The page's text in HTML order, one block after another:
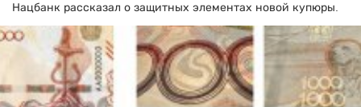
Нацбанк рассказал о защитных элементах новой купюры.